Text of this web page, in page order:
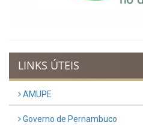
LINKS ÚTEIS
AMUPE
Governo de Pernambuco